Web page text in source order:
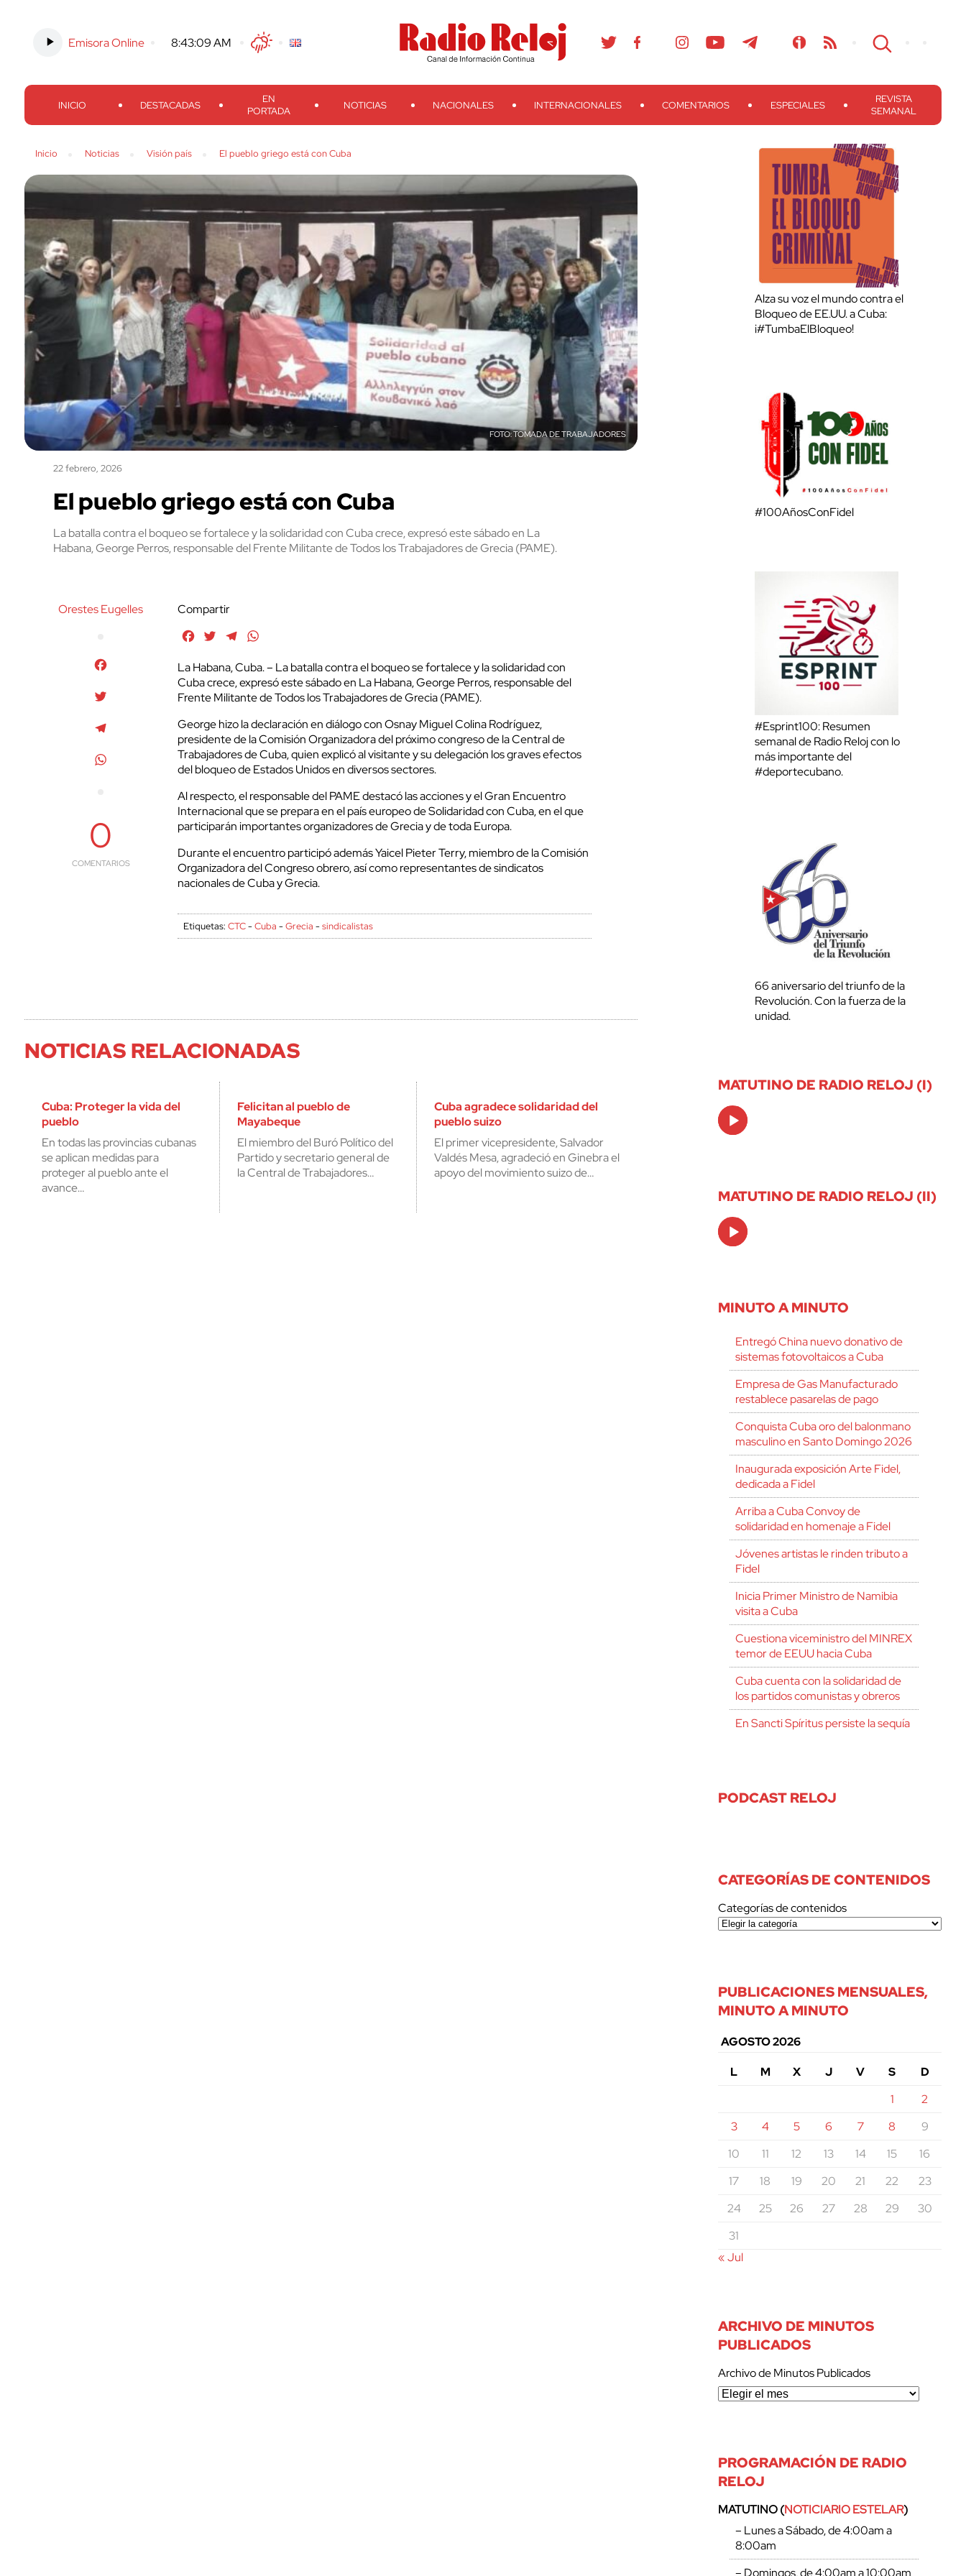
Emisora Online -8:43:10 AM TwitterFacebook
Threads
Instagram TelegramTeveo Ivoox RSS Search
INICIO DESTACADAS
EN
PORTADA
NOTICIAS NACIONALES INTERNACIONALES COMENTARIOS ESPECIALES
REVISTA
SEMANAL
Inicio Noticias Visión país El pueblo griego está con Cuba
TOMADA DE TRABAJADORES
22 febrero, 2026
El pueblo griego está con Cuba
La batalla contra el boqueo se fortalece y la solidaridad con Cuba crece, expresó este sábado en La
Habana, George Perros, responsable del Frente Militante de Todos los Trabajadores de Grecia (PAME).
Orestes Eugelles
0
COMENTARIOS
Compartir
FacebookTwitterTelegram
La Habana, Cuba. – La batalla contra el boqueo se fortalece y la solidaridad con
Cuba crece, expresó este sábado en La Habana, George Perros, responsable del
Frente Militante de Todos los Trabajadores de Grecia (PAME).
George hizo la declaración en diálogo con Osnay Miguel Colina Rodríguez,
presidente de la Comisión Organizadora del próximo congreso de la Central de
Trabajadores de Cuba, quien explicó al visitante y su delegación los graves efectos
del bloqueo de Estados Unidos en diversos sectores.
Al respecto, el responsable del PAME destacó las acciones y el Gran Encuentro
Internacional que se prepara en el país europeo de Solidaridad con Cuba, en el que
participarán importantes organizadores de Grecia y de toda Europa.
Durante el encuentro participó además Yaicel Pieter Terry, miembro de la Comisión
Organizadora del Congreso obrero, así como representantes de sindicatos
nacionales de Cuba y Grecia.
Etiquetas:CTC-Cuba -Grecia -sindicalistas
NOTICIAS RELACIONADAS
Cuba: Proteger la vida del
pueblo
En todas las provincias cubanas
se aplican medidas para
proteger al pueblo ante el
avance…
Felicitan al pueblo de
Mayabeque
El miembro del Buró Político del
Partido y secretario general de
la Central de Trabajadores…
Cuba agradece solidaridad del
pueblo suizo
El primer vicepresidente, Salvador
Valdés Mesa, agradeció en Ginebra el
apoyo del movimiento suizo de…
Alza su voz el mundo contra el
Bloqueo de EE.UU. a Cuba:
¡#TumbaElBloqueo!
#100AñosConFidel
#Esprint100: Resumen
semanal de Radio Reloj con lo
más importante del
#deportecubano.
66 aniversario del triunfo de la
Revolución. Con la fuerza de la
unidad.
MATUTINO DE RADIO RELOJ (I)
Audio
Player
MATUTINO DE RADIO RELOJ (II)
Audio
Player
MINUTO A MINUTO
Entregó China nuevo donativo de
sistemas fotovoltaicos a Cuba
Empresa de Gas Manufacturado
restablece pasarelas de pago
Conquista Cuba oro del balonmano
masculino en Santo Domingo 2026
Inaugurada exposición Arte Fidel,
dedicada a Fidel
Arriba a Cuba Convoy de
solidaridad en homenaje a Fidel
Jóvenes artistas le rinden tributo a
Fidel
Inicia Primer Ministro de Namibia
visita a Cuba
Cuestiona viceministro del MINREX
temor de EEUU hacia Cuba
Cuba cuenta con la solidaridad de
los partidos comunistas y obreros
En Sancti Spíritus persiste la sequía
PODCAST RELOJ
CATEGORÍAS DE CONTENIDOS
Categorías de contenidos
PUBLICACIONES MENSUALES,
MINUTO A MINUTO
AGOSTO 2026
L
M X J V S
D
1
2
3
4 5 6 7 8
9
10
11 12 13 14 15
16
17
18 19 20 21 22
23
24
25 26 27 28 29
30
31
« Jul
ARCHIVO DE MINUTOS
PUBLICADOS
Archivo de Minutos Publicados
PROGRAMACIÓN DE RADIO
RELOJ
MATUTINO (NOTICIARIO ESTELAR)
– Lunes a Sábado, de 4:00am a
8:00am